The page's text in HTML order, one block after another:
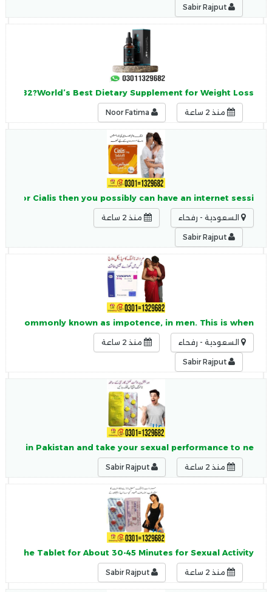
Best Dietary Supplement for Weight Loss
منذ 2 ساعة
for Cialis then you possibly can have an internet sessi
السعودية - رفحاء منذ 2 ساعة
commonly known as impotence, in men. This is when
السعودية - رفحاء منذ 2 ساعة
in Pakistan and take your sexual performance to ne
منذ 2 ساعة
the Tablet for About 30-45 Minutes for Sexual Activity.
منذ 2 ساعة